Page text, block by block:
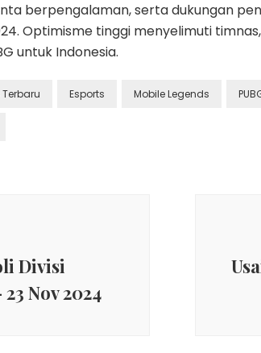
berpengalaman, serta dukungan
Optimisme tinggi menyelimuti
untuk Indonesia.
Esports Mobile Legends
Divisi
Nov 2024